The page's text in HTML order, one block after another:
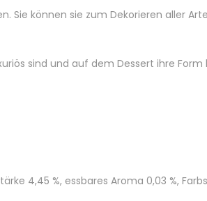
Sie können sie zum Dekorieren aller
sind und auf dem Dessert ihre
4,45 %, essbares Aroma 0,03 %,